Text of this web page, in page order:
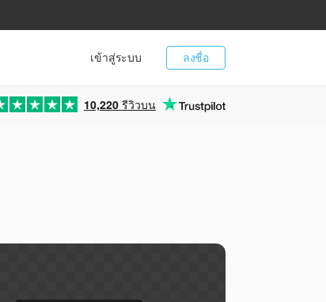
ลงชื่อ
เข้าสู่ระบบ
10,220 รีวิวบน